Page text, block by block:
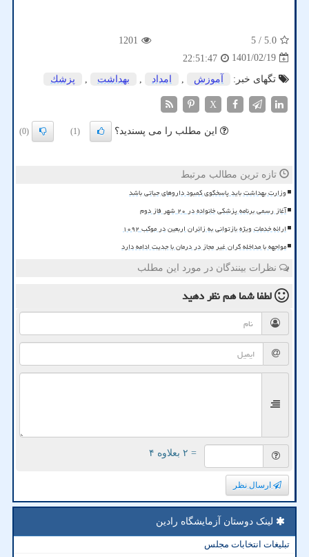
5.0
/ 5
1201
1401/02/19
22:51:47
تگهای خبر:
آموزش , امداد , بهداشت , پزشك
X
این مطلب را می پسندید؟ (1)
(0)
تازه ترین مطالب مرتبط
وزارت بهداشت باید پاسخگوی کمبود داروهای حیاتی باشد
آغاز رسمی برنامه پزشکی خانواده در ۲۰ شهر فاز دوم
ارائه خدمات ویژه بازتوانی به زائران اربعین در موکب ۱۰۹۲
مواجهه با مداخله گران غیر مجاز در درمان با جدیت ادامه دارد
نظرات بینندگان در مورد این مطلب
لطفا شما همنظر دهید
= ۲ بعلاوه ۴
ارسال نظر
لینک دوستان آزمایشگاه رادین
تبلیغات انتخابات مجلس